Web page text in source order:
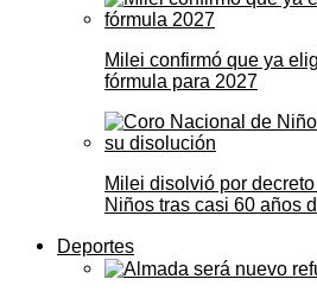
Milei confirmó que ya
fórmula para 2027
Milei disolvió por
Niños tras casi 60 años
Deportes